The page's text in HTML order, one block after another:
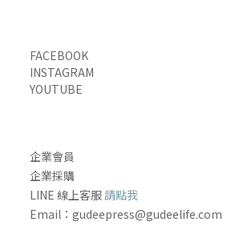
FACEBOOK
INSTAGRAM
YOUTUBE
企業會員
企業採購
LINE 線上客服 請點我
Email ：gudeepress@gudeelife.com